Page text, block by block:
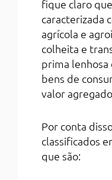
fique claro
caracterizada
agrícola e
colheita e
prima
bens de
valor
Por conta
classificados
que são: